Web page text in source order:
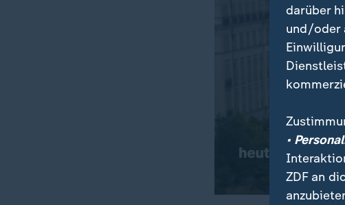
darüber
und/oder
•
ZDF an